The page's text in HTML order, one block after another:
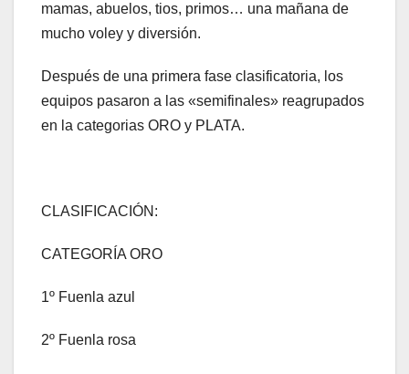
mamas, abuelos, tios, primos… una mañana de
mucho voley y diversión.
Después de una primera fase clasificatoria, los
equipos pasaron a las «semifinales» reagrupados
en la categorias ORO y PLATA.
CLASIFICACIÓN:
CATEGORÍA ORO
1º Fuenla azul
2º Fuenla rosa